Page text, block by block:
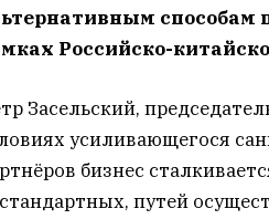
способам
Российско-
Засельский,
усиливающегося
бизнес
путей